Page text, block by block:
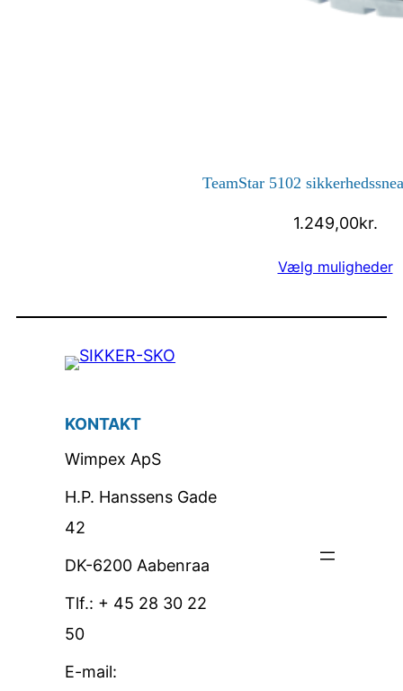
TeamStar 5102
1.249,00kr.
Vælg muligheder
KONTAKT
Wimpex ApS
H.P. Hanssens Gade
42
DK-6200 Aabenraa
Tlf.: + 45 28 30 22
50
E-mail: